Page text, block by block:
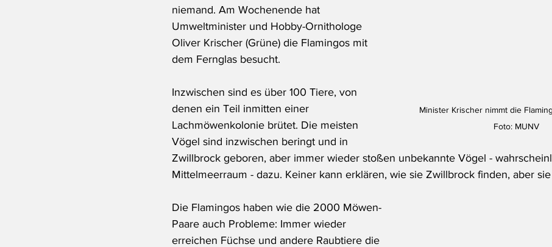
Minister Krischer nimmt die
Foto: MUNV
niemand. Am Wochenende hat
Umweltminister und Hobby-Ornithologe
Oliver Krischer (Grüne) die Flamingos mit
dem Fernglas besucht.
Inzwischen sind es über 100 Tiere, von
denen ein Teil inmitten einer
Lachmöwenkolonie brütet. Die meisten
Vögel sind inzwischen beringt und in
Zwillbrock geboren, aber immer wieder stoßen unbekannte Vögel -
Mittelmeerraum - dazu. Keiner kann erklären, wie sie Zwillbrock finden, aber
Die Flamingos haben wie die 2000 Möwen-
Paare auch Probleme: Immer wieder
erreichen Füchse und andere Raubtiere die